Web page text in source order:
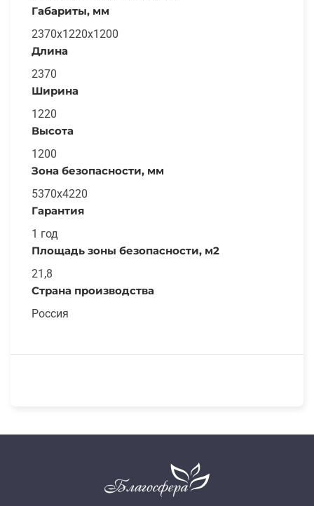
Габариты, мм
2370x1220x1200
Длина
2370
Ширина
1220
Высота
1200
Зона безопасности, мм
5370x4220
Гарантия
1 год
Площадь зоны безопасности, м2
21,8
Страна производства
Россия